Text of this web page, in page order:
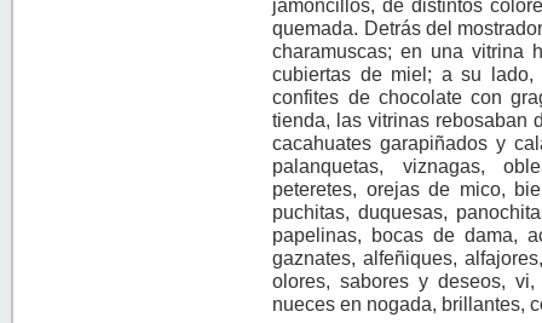
jamoncillos, de distintos
quemada. Detrás del
charamuscas; en una vitrina
cubiertas de miel; a su lado,
confites de chocolate con
tienda, las vitrinas rebosaban
cacahuates garapiñados y
palanquetas, viznagas,
peteretes, orejas de mico,
puchitas, duquesas,
papelinas, bocas de dama,
gaznates, alfeñiques,
olores, sabores y deseos,
nueces en nogada, brillantes,